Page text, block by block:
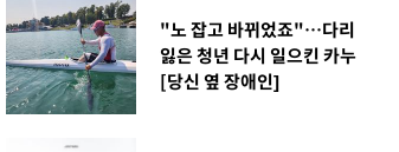
"노 잡고 바뀌었죠"…다리
잃은 청년 다시 일으킨 카누
[당신 옆 장애인]